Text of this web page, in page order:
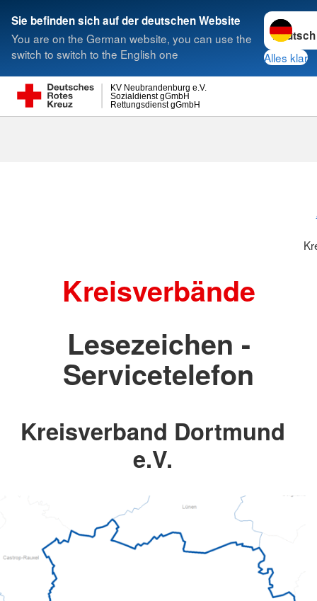
Sie befinden sich auf der deutschen Website
You are on the German website, you can use the
switch to switch to the English one
Sprache
Alles klar
Rettungsdienst gGmbH
Sozialdienst gGmbH
KV Neubrandenburg e.V.
Suche
Kreisverbände
Lesezeichen -
Servicetelefon
Kreisverband Dortmund
e.V.